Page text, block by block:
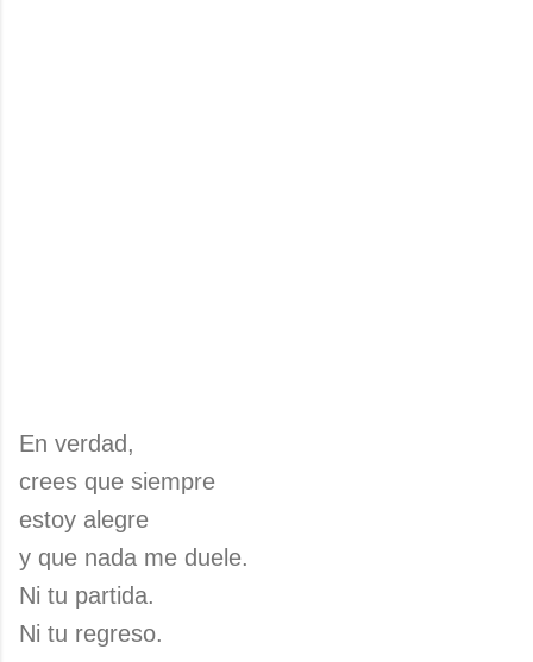
En verdad,
crees que siempre
estoy alegre
y que nada me duele.
Ni tu partida.
Ni tu regreso.